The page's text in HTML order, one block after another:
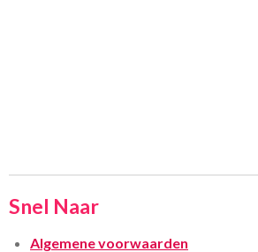
Snel Naar
Algemene voorwaarden